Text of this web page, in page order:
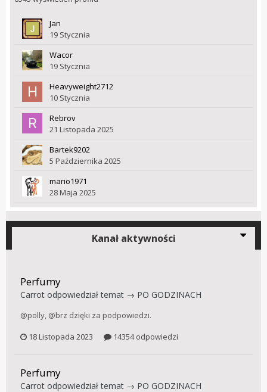
Jan
19 Stycznia
Wacor
19 Stycznia
Heavyweight2712
10 Stycznia
Rebrov
21 Listopada 2025
Bartek9202
5 Października 2025
mario1971
28 Maja 2025
Kanał aktywności
Perfumy
Carrot odpowiedział temat → PO GODZINACH
@polly, @brz dzięki za podpowiedzi.
18 Listopada 2023
14354 odpowiedzi
Perfumy
Carrot odpowiedział temat → PO GODZINACH